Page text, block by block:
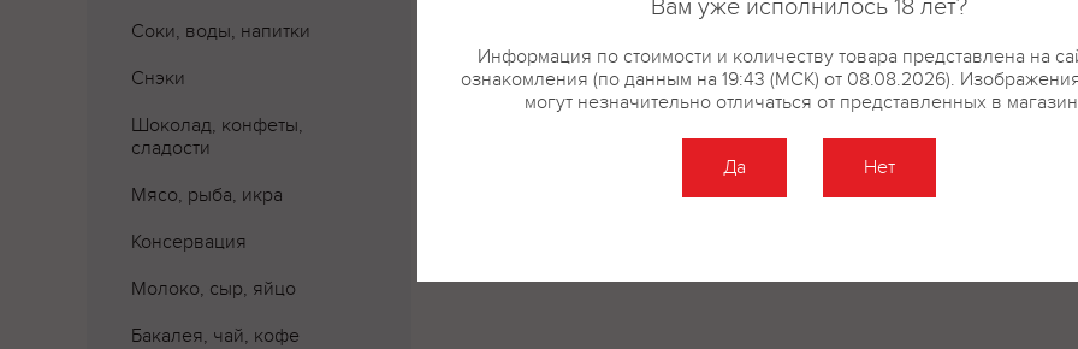
Соки, воды, напитки
Снэки
Шоколад, конфеты,
сладости
Мясо, рыба, икра
Консервация
Молоко, сыр, яйцо
Бакалея, чай, кофе
Описание Отзывы
Вам уже исполнилось 18 лет?
Информация по стоимости и количеству товара представлена на
ознакомления (по данным на 19:43 (МСК) от 08.08.2026).
могут незначительно отличаться от представленных в
Да Нет